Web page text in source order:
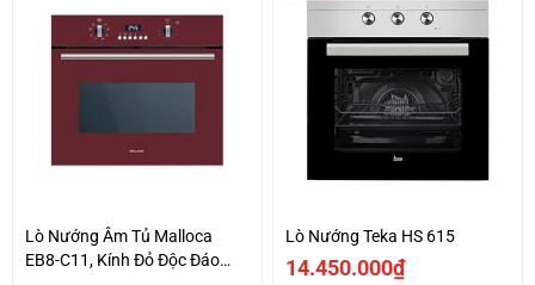
Lò Nướng Âm Tủ Malloca
EB8-C11, Kính Đỏ Độc Đáo
Lò Nướng Teka HS 615
14.450.000₫